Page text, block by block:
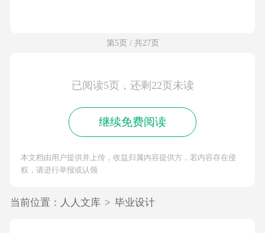
第5页 / 共27页
已阅读5页，还剩22页未读
继续免费阅读
本文档由用户提供并上传，收益归属内容提供方，若内容存在侵
权，请进行举报或认领
当前位置： 人人文库 > 毕业设计